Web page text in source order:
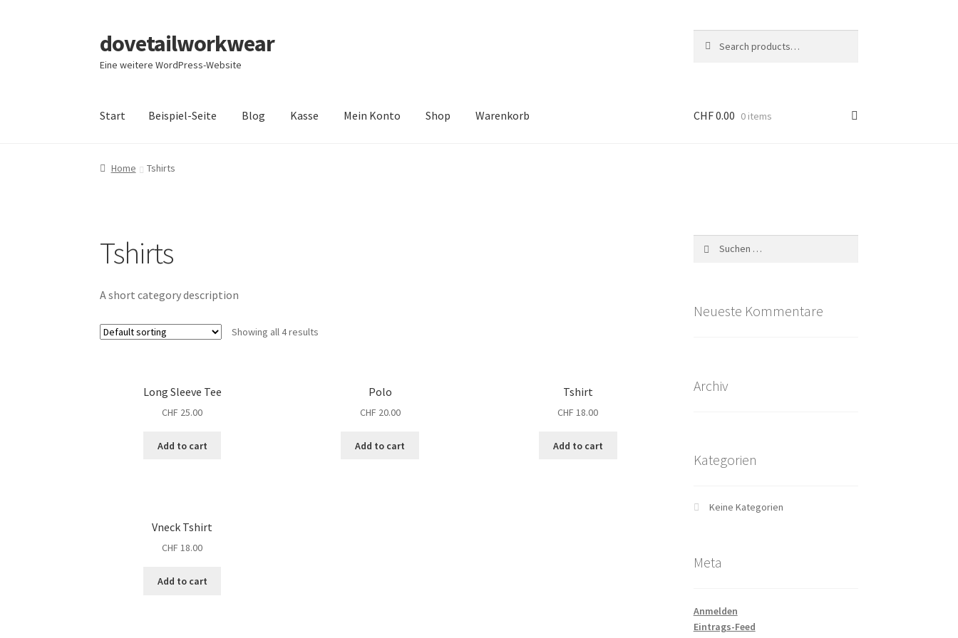
Skip
to
navigation
Skip
to
content
dovetailworkwear
Eine weitere WordPress-Website
for:
h
Start Beispiel-Seite Blog Kasse Mein Konto Shop Warenkorb
Start Beispiel-Seite
CHF0.00 0 items
Home Tshirts
Tshirts
A short category description
Showing all 4 results
Long Sleeve Tee
CHF 25.00
Add to cart
Polo
CHF 20.00
Add to cart
Tshirt
CHF 18.00
Add to cart
Vneck Tshirt
CHF 18.00
Add to cart
Neueste Kommentare
Archiv
Kategorien
Keine Kategorien
Meta
Anmelden
Eintrags-Feed